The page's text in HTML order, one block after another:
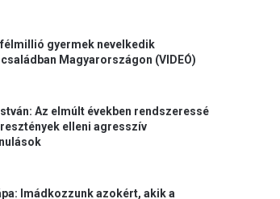
gyermek nevelkedik
Magyarországon (VIDEÓ)
Az elmúlt években rendszeressé
elleni agresszív
Imádkozzunk azokért, akik a